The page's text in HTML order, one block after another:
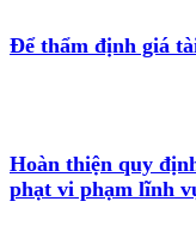
Để thẩm định giá
Hoàn thiện quy
phạt vi phạm lĩnh